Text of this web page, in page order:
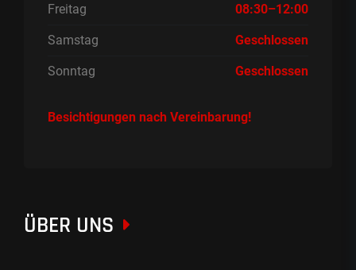
Freitag 08:30–12:00
Samstag Geschlossen
Sonntag Geschlossen
Besichtigungen nach Vereinbarung!
ÜBER UNS